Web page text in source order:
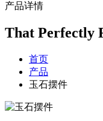
产品详情
That Perfectly
首页
产品
玉石摆件